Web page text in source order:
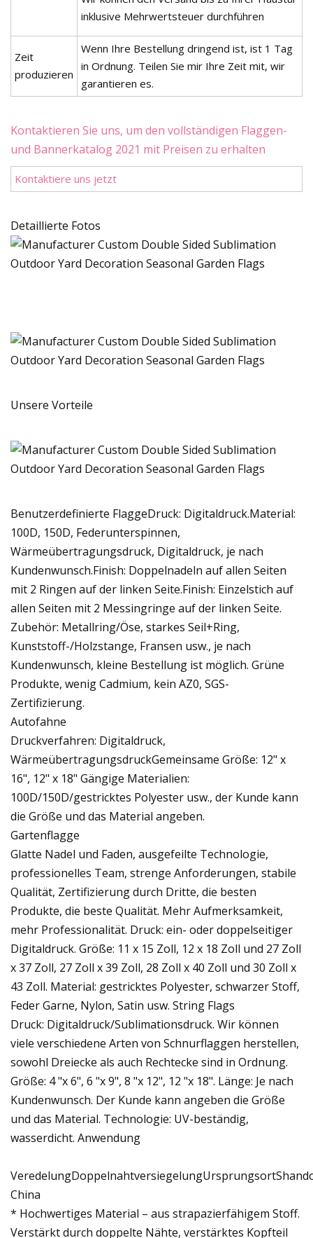
inklusive Mehrwertsteuer durchführen
Zeit
produzieren
Wenn Ihre Bestellung dringend ist, ist 1 Tag
in Ordnung. Teilen Sie mir Ihre Zeit mit, wir
garantieren es.
Kontaktieren Sie uns, um den vollständigen Flaggen-
und Bannerkatalog 2021 mit Preisen zu erhalten
Kontaktiere uns jetzt
Detaillierte Fotos
Unsere Vorteile
Benutzerdefinierte FlaggeDruck: Digitaldruck.Material:
100D, 150D, Federunterspinnen,
Wärmeübertragungsdruck, Digitaldruck, je nach
Kundenwunsch.Finish: Doppelnadeln auf allen Seiten
mit 2 Ringen auf der linken Seite.Finish: Einzelstich auf
allen Seiten mit 2 Messingringe auf der linken Seite.
Zubehör: Metallring/Öse, starkes Seil+Ring,
Kunststoff-/Holzstange, Fransen usw., je nach
Kundenwunsch, kleine Bestellung ist möglich. Grüne
Produkte, wenig Cadmium, kein AZ0, SGS-
Zertifizierung.
Autofahne
Druckverfahren: Digitaldruck,
WärmeübertragungsdruckGemeinsame Größe: 12" x
16", 12" x 18" Gängige Materialien:
100D/150D/gestricktes Polyester usw., der Kunde kann
die Größe und das Material angeben.
Gartenflagge
Glatte Nadel und Faden, ausgefeilte Technologie,
professionelles Team, strenge Anforderungen, stabile
Qualität, Zertifizierung durch Dritte, die besten
Produkte, die beste Qualität. Mehr Aufmerksamkeit,
mehr Professionalität. Druck: ein- oder doppelseitiger
Digitaldruck. Größe: 11 x 15 Zoll, 12 x 18 Zoll und 27 Zoll
x 37 Zoll, 27 Zoll x 39 Zoll, 28 Zoll x 40 Zoll und 30 Zoll x
43 Zoll. Material: gestricktes Polyester, schwarzer Stoff,
Feder Garne, Nylon, Satin usw. String Flags
Druck: Digitaldruck/Sublimationsdruck. Wir können
viele verschiedene Arten von Schnurflaggen herstellen,
sowohl Dreiecke als auch Rechtecke sind in Ordnung.
Größe: 4 "x 6", 6 "x 9", 8 "x 12", 12 "x 18". Länge: Je nach
Kundenwunsch. Der Kunde kann angeben die Größe
und das Material. Technologie: UV-beständig,
wasserdicht. Anwendung
China
* Hochwertiges Material – aus strapazierfähigem Stoff.
Verstärkt durch doppelte Nähte, verstärktes Kopfteil